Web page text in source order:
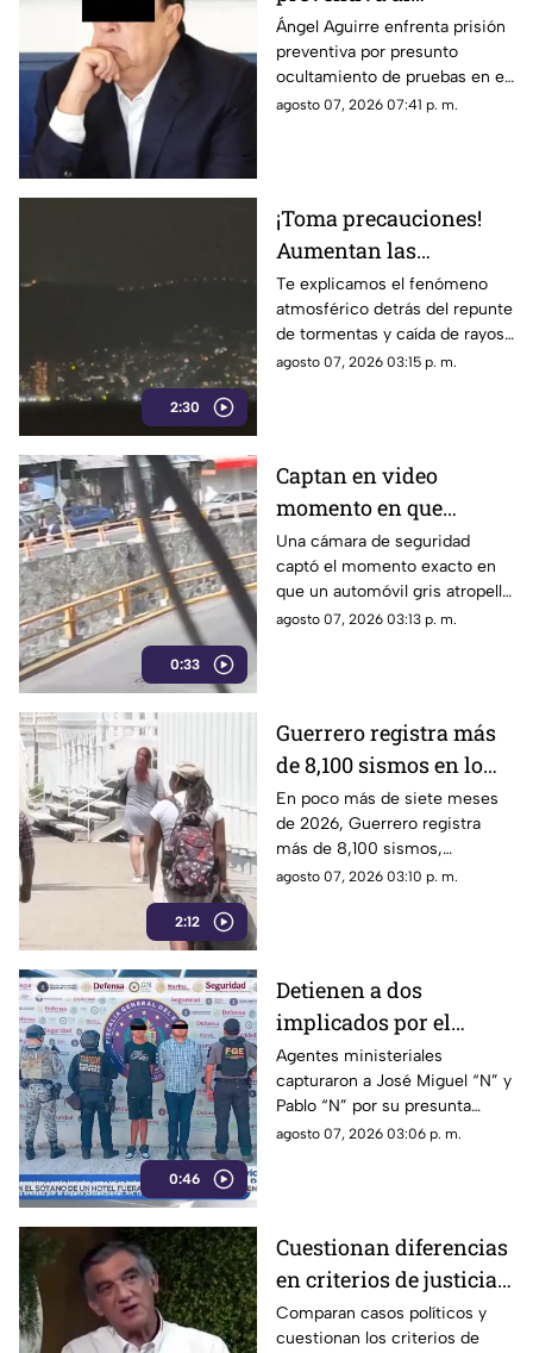
exgobernador Ángel
Aguirre por presunto
ocultamiento de
pruebas en el caso
Ángel Aguirre enfrenta prisión
preventiva por presunto
ocultamiento de pruebas en el
caso de los 43 normalistas de
agosto 07, 2026 07:41 p. m.
2:30
¡Toma precauciones!
Aumentan las
tormentas eléctricas y
lluvias intensas en
Acapulco
Te explicamos el fenómeno
atmosférico detrás del repunte
de tormentas y caída de rayos
en el puerto.
agosto 07, 2026 03:15 p. m.
0:33
Captan en video
momento en que
vehículo embiste a una
familia en
Chilpancingo
Una cámara de seguridad
captó el momento exacto en
que un automóvil gris atropelló
a una familia que caminaba
agosto 07, 2026 03:13 p. m.
2:12
Guerrero registra más
de 8,100 sismos en lo
que va de 2026, el año
con mayor sismicidad
de los últimos cinco
años
En poco más de siete meses
de 2026, Guerrero registra
más de 8,100 sismos,
posicionándose como el año
agosto 07, 2026 03:10 p. m.
0:46
Detienen a dos
implicados por el
homicidio de Violeta en
su estética en Acapulco
Agentes ministeriales
capturaron a José Miguel “N” y
Pablo “N” por su presunta
responsabilidad en el
agosto 07, 2026 03:06 p. m.
Cuestionan diferencias
en criterios de justicia
por casos políticos en
Guerrero y Sinaloa
Comparan casos políticos y
cuestionan los criterios de